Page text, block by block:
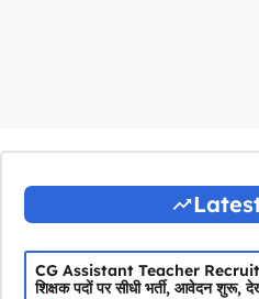
CG Assistant Teacher
शिक्षक पदों पर सीधी भर्ती, आवेदन शुरू,